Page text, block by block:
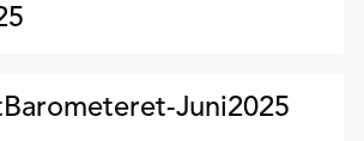
Juni2025